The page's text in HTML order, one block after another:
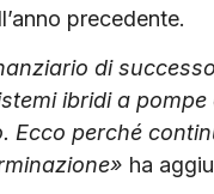
precedente.
di
ibridi a
Ecco perché
ha